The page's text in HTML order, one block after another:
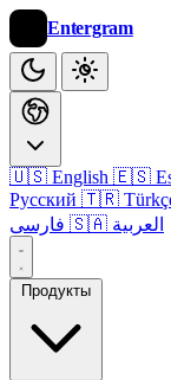
Entergram
🇺🇸 English 🇪🇸
Русский 🇹🇷
🇸🇦 العربية
Продукты